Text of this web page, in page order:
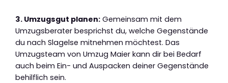
3. Umzugsgut planen: Gemeinsam mit dem
Umzugsberater besprichst du, welche Gegenstände
du nach Slagelse mitnehmen möchtest. Das
Umzugsteam von Umzug Maier kann dir bei Bedarf
auch beim Ein- und Auspacken deiner Gegenstände
behilflich sein.